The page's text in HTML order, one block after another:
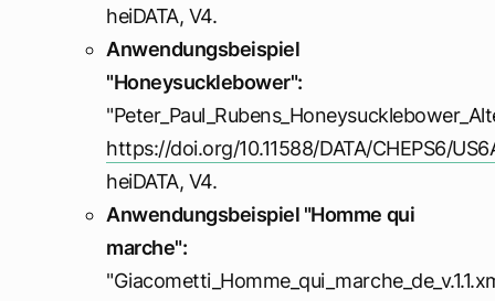
heiDATA, V4.
Anwendungsbeispiel
"Honeysucklebower":
https://doi.org/10.11588/DATA/CHEPS6/
heiDATA, V4.
Anwendungsbeispiel "Homme qui
marche":